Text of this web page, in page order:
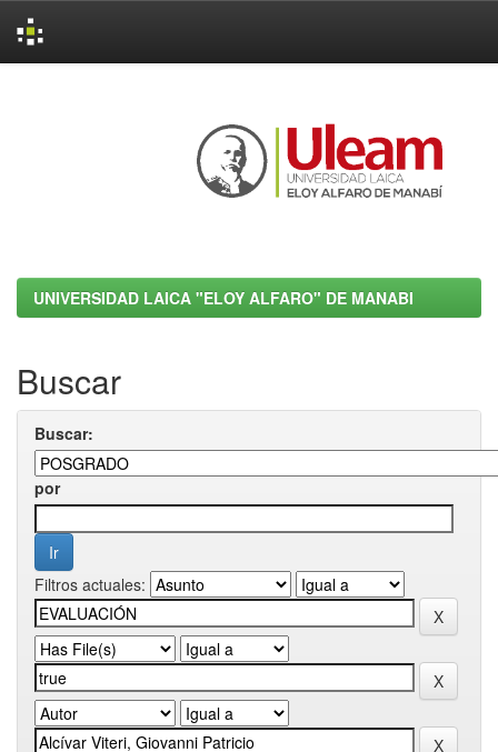
UNIVERSIDAD LAICA "ELOY ALFARO" DE MANABI
Buscar
Buscar:
por
Filtros actuales: